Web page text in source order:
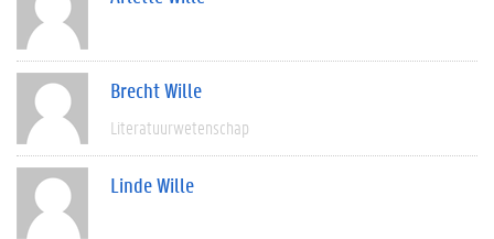
Brecht Wille
Literatuurwetenschap
Linde Wille